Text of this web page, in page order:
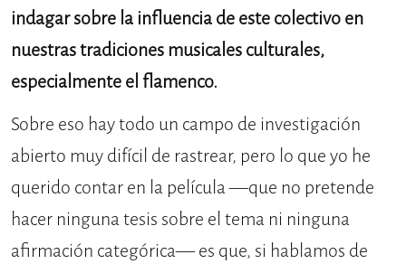
indagar sobre la influencia de este colectivo en
nuestras tradiciones musicales culturales,
especialmente el flamenco.
Sobre eso hay todo un campo de investigación
abierto muy difícil de rastrear, pero lo que yo he
querido contar en la película —que no pretende
hacer ninguna tesis sobre el tema ni ninguna
afirmación categórica— es que, si hablamos de